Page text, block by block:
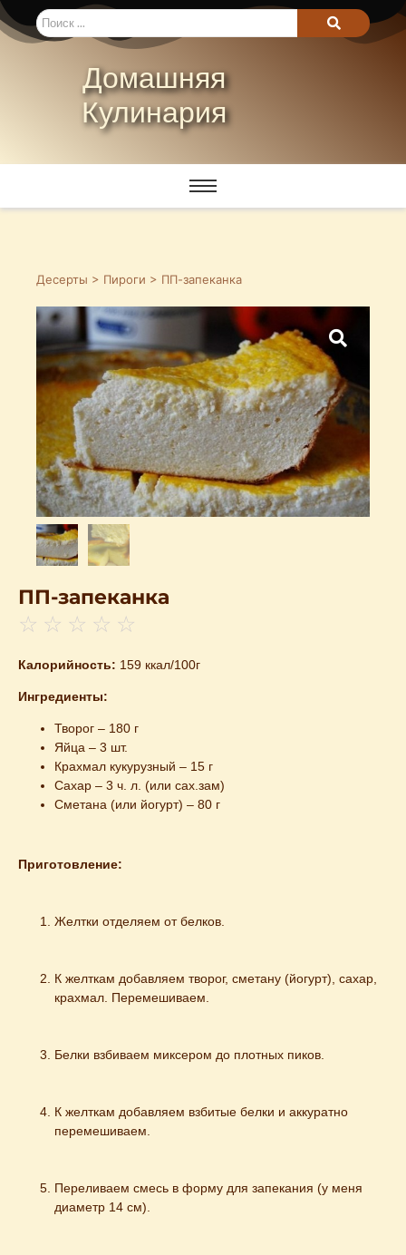
Домашняя
Кулинария
Десерты > Пироги > ПП-запеканка
ПП-запеканка
☆ ☆ ☆ ☆ ☆
Калорийность: 159 ккал/100г
Ингредиенты:
Творог – 180 г
Яйца – 3 шт.
Крахмал кукурузный – 15 г
Сахар – 3 ч. л. (или сах.зам)
Сметана (или йогурт) – 80 г
Приготовление:
Желтки отделяем от белков.
К желткам добавляем творог, сметану (йогурт), сахар,
крахмал. Перемешиваем.
Белки взбиваем миксером до плотных пиков.
К желткам добавляем взбитые белки и аккуратно
перемешиваем.
Переливаем смесь в форму для запекания (у меня
диаметр 14 см).